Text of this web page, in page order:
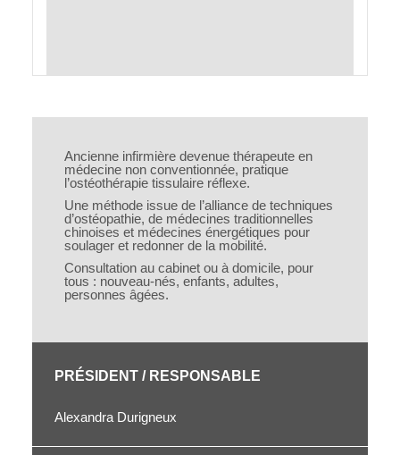
Ancienne infirmière devenue thérapeute en
médecine non conventionnée, pratique
l’ostéothérapie tissulaire réflexe.
Une méthode issue de l’alliance de techniques
d’ostéopathie, de médecines traditionnelles
chinoises et médecines énergétiques pour
soulager et redonner de la mobilité.
Consultation au cabinet ou à domicile, pour
tous : nouveau-nés, enfants, adultes,
personnes âgées.
PRÉSIDENT / RESPONSABLE
Alexandra Durigneux